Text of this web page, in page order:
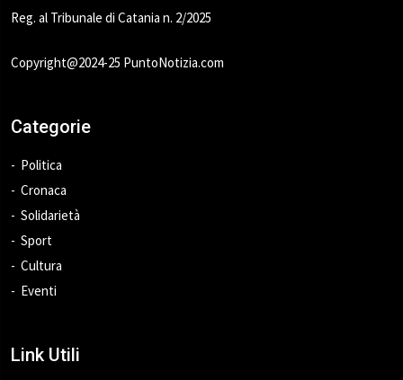
Reg. al Tribunale di Catania n. 2/2025
Copyright@2024-25 PuntoNotizia.com
Categorie
Politica
Cronaca
Solidarietà
Sport
Cultura
Eventi
Link Utili